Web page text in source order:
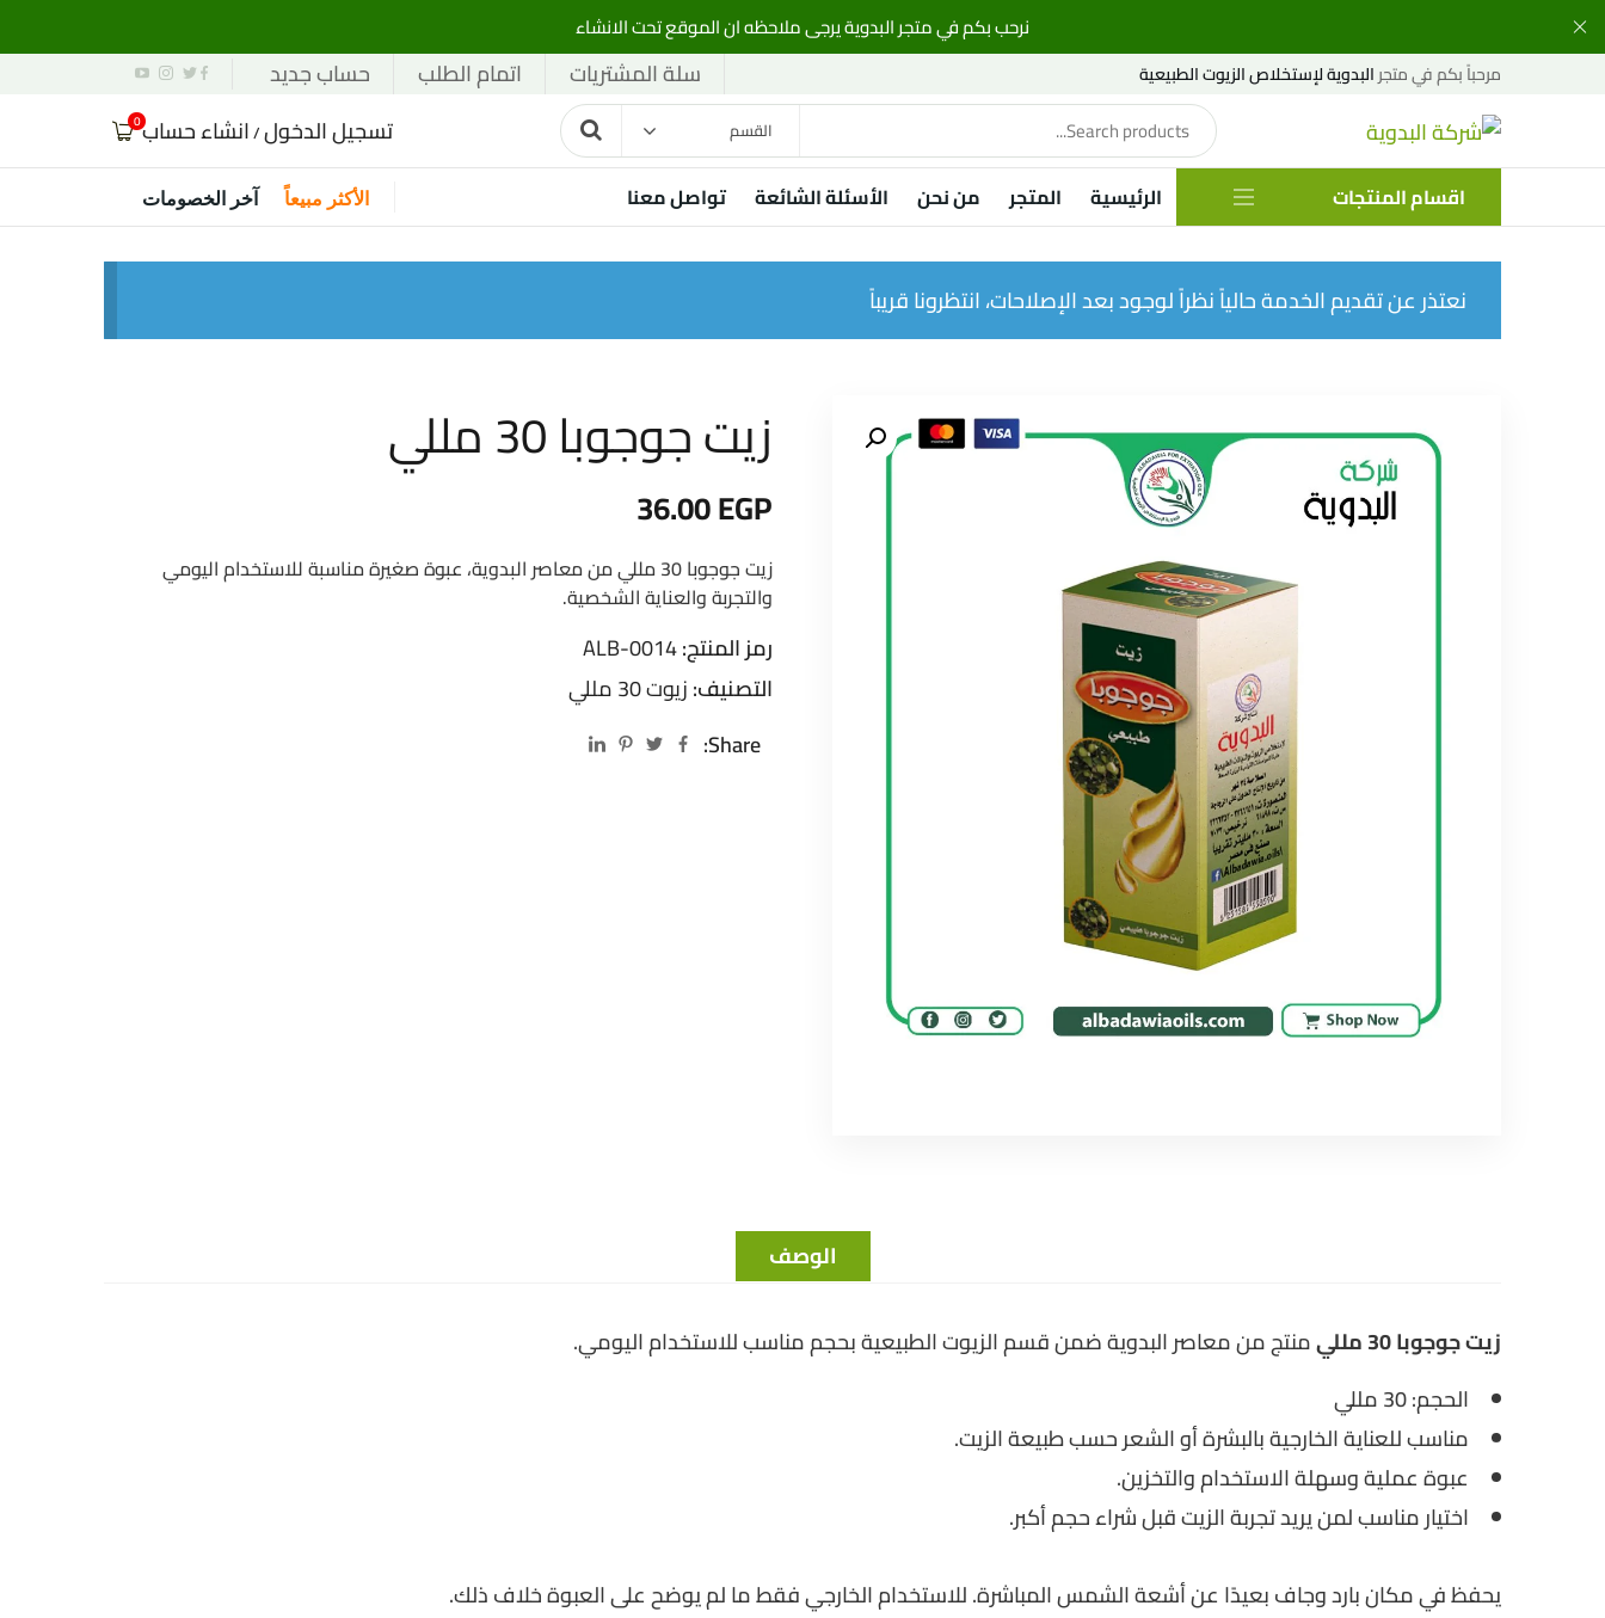
نرحب بكم في متجر البدوية يرجى ملاحظه ان الموقع تحت الانشاء
مرحباً بكم في متجرالبدوية لإستخلاص الزيوت الطبيعية سلة المشتريات اتمام الطلب حساب جديد
القسم تسجيل الدخول/انشاء حساب0
اقسام المنتجات الرئيسية المتجر من نحن الأسئلة الشائعة تواصل معنا الأكثر مبيعاً آخر الخصومات
نعتذر عن تقديم الخدمة حالياً نظراً لوجود بعد الإصلاحات، انتظرونا قريباً
زيت جوجوبا 30 مللي
36.00EGP
زيت جوجوبا 30 مللي من معاصر البدوية، عبوة صغيرة مناسبة للاستخدام اليومي
والتجربة والعناية الشخصية.
رمز المنتج:ALB-0014
التصنيف:زيوت 30 مللي
Share:
الوصف
زيت جوجوبا 30 مللي
منتج من معاصر البدوية ضمن قسم الزيوت الطبيعية بحجم مناسب للاستخدام اليومي.
الحجم: 30 مللي
مناسب للعناية الخارجية بالبشرة أو الشعر حسب طبيعة الزيت.
عبوة عملية وسهلة الاستخدام والتخزين.
اختيار مناسب لمن يريد تجربة الزيت قبل شراء حجم أكبر.
يحفظ في مكان بارد وجاف بعيدًا عن أشعة الشمس المباشرة. للاستخدام الخارجي فقط ما لم يوضح على العبوة خلاف ذلك.